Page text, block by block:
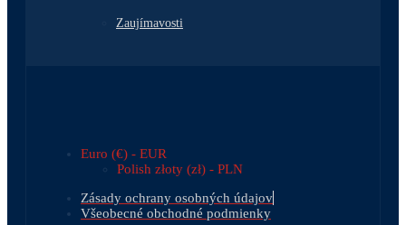
Zaujímavosti
Euro (€) - EUR
Polish złoty (zł) - PLN
Zásady ochrany osobných údajov
Všeobecné obchodné podmienky